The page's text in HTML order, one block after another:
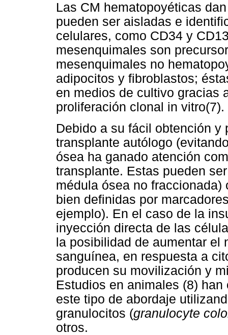
Las CM hematopoyéticas
pueden ser aisladas e
celulares, como CD34 y
mesenquimales son
mesenquimales no
adipocitos y fibroblastos;
en medios de cultivo gracias
proliferación clonal in vitro(7).
Debido a su fácil obtención
transplante autólogo
ósea ha ganado atención
transplante. Estas pueden
médula ósea no
bien definidas por
ejemplo). En el caso de la
inyección directa de las
la posibilidad de aumentar el
sanguínea, en respuesta a
producen su movilización y
Estudios en animales (8)
este tipo de abordaje
granulocitos (granulocyte
otros.